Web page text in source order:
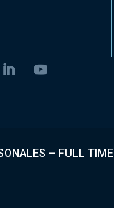
– FULL TIME